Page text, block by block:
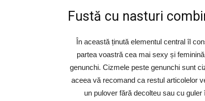
Fustă cu nasturi
În această ținută elementul central îl
partea voastră cea mai sexy și
genunchi. Cizmele peste genunchi sunt
aceea vă recomand ca restul articolelor
un pulover fără decolteu sau cu